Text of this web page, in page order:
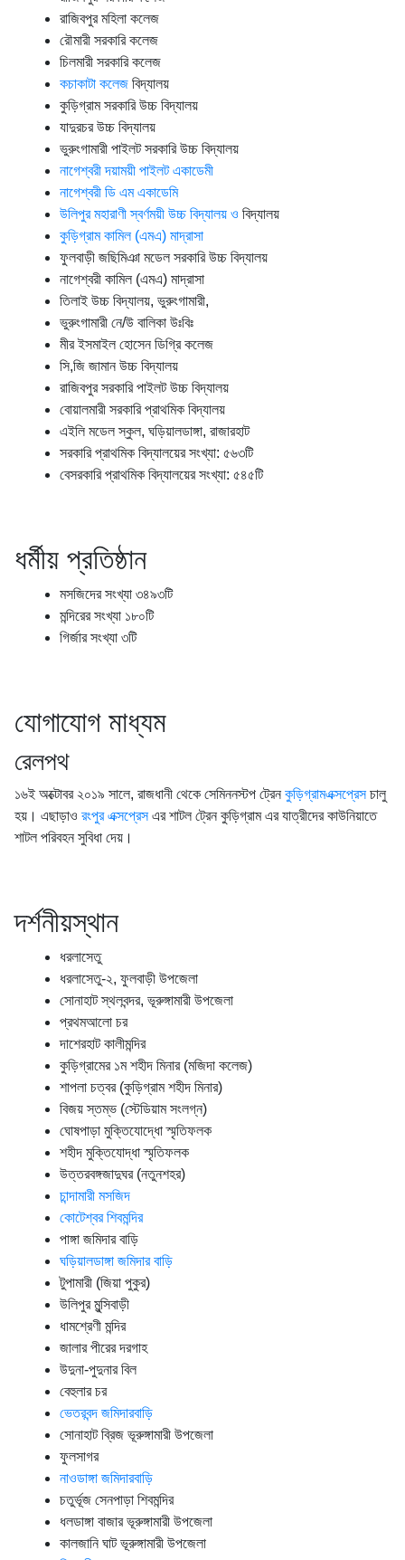
রাজিবপুর মহিলা কলেজ
রৌমারী সরকারি কলেজ
চিলমারী সরকারি কলেজ
কচাকাটা কলেজ বিদ্যালয়
কুড়িগ্রাম সরকারি উচ্চ বিদ্যালয়
যাদুরচর উচ্চ বিদ্যালয়
ভুরুংগামারী পাইলট সরকারি উচ্চ বিদ্যালয়
নাগেশ্বরী দয়াময়ী পাইলট একাডেমী
নাগেশ্বরী ডি এম একাডেমি
উলিপুর মহারাণী স্বর্ণময়ী উচ্চ বিদ্যালয় ও বিদ্যালয়
কুড়িগ্রাম কামিল (এমএ) মাদ্রাসা
ফুলবাড়ী জছিমিঞা মডেল সরকারি উচ্চ বিদ্যালয়
নাগেশ্বরী কামিল (এমএ) মাদ্রাসা
তিলাই উচ্চ বিদ্যালয়, ভুরুংগামারী,
ভুরুংগামারী নে/উ বালিকা উঃবিঃ
মীর ইসমাইল হোসেন ডিগ্রি কলেজ
সি,জি জামান উচ্চ বিদ্যালয়
রাজিবপুর সরকারি পাইলট উচ্চ বিদ্যালয়
বোয়ালমারী সরকারি প্রাথমিক বিদ্যালয়
এইলি মডেল স্কুল, ঘড়িয়ালডাঙ্গা, রাজারহাট
সরকারি প্রাথমিক বিদ্যালয়ের সংখ্যা: ৫৬৩টি
বেসরকারি প্রাথমিক বিদ্যালয়ের সংখ্যা: ৫৪৫টি
ধর্মীয় প্রতিষ্ঠান
মসজিদের সংখ্যা ৩৪৯৩টি
মন্দিরের সংখ্যা ১৮০টি
গির্জার সংখ্যা ৩টি
যোগাযোগ মাধ্যম
রেলপথ
১৬ই অক্টোবর ২০১৯ সালে, রাজধানী থেকে সেমিননস্টপ ট্রেন কুড়িগ্রামএক্সপ্রেসচালু
হয়। এছাড়াও রংপুর এক্সপ্রেসএর শাটল ট্রেন কুড়িগ্রাম এর যাত্রীদের কাউনিয়াতে
শাটল পরিবহন সুবিধা দেয়।
দর্শনীয়স্থান
ধরলাসেতু
ধরলাসেতু-২, ফুলবাড়ী উপজেলা
সোনাহাট স্থলবন্দর, ভূরুঙ্গামারী উপজেলা
প্রথমআলো চর
দাশেরহাট কালীমন্দির
কুড়িগ্রামের ১ম শহীদ মিনার (মজিদা কলেজ)
শাপলা চত্বর (কুড়িগ্রাম শহীদ মিনার)
বিজয় স্তম্ভ (স্টেডিয়াম সংলগ্ন)
ঘোষপাড়া মুক্তিযোদ্ধো স্মৃতিফলক
শহীদ মুক্তিযোদ্ধা স্মৃতিফলক
উত্তরবঙ্গজাদুঘর (নতুনশহর)
চান্দামারী মসজিদ
কোটেশ্বর শিবমন্দির
পাঙ্গা জমিদার বাড়ি
ঘড়িয়ালডাঙ্গা জমিদার বাড়ি
টুপামারী (জিয়া পুকুর)
উলিপুর মুন্সিবাড়ী
ধামশ্রেণী মন্দির
জালার পীরের দরগাহ
উদুনা-পুদুনার বিল
বেহুলার চর
ভেতরবন্দ জমিদারবাড়ি
সোনাহাট ব্রিজ ভূরুঙ্গামারী উপজেলা
ফুলসাগর
নাওডাঙ্গা জমিদারবাড়ি
চতুর্ভূজ সেনপাড়া শিবমন্দির
ধলডাঙ্গা বাজার ভূরুঙ্গামারী উপজেলা
কালজানি ঘাট ভূরুঙ্গামারী উপজেলা